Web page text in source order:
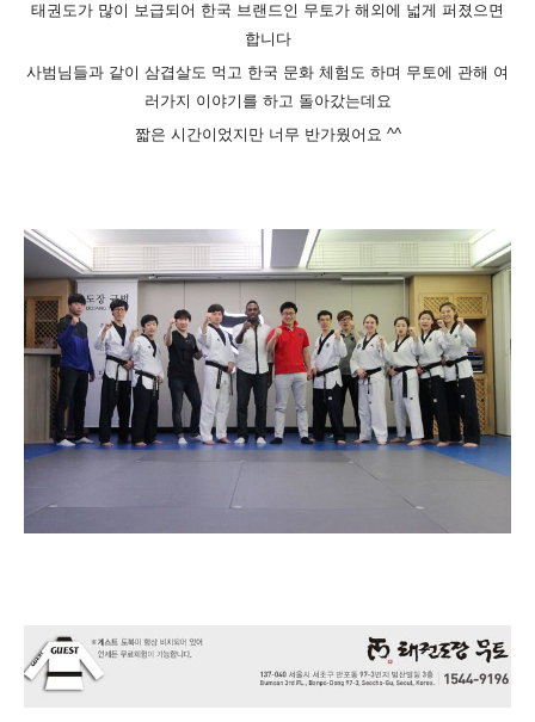
태권도가 많이 보급되어 한국 브랜드인 무토가 해외에 넓게 퍼졌으면
합니다
사범님들과 같이 삼겹살도 먹고 한국 문화 체험도 하며 무토에 관해 여
러 가지 이야기를 하고 돌아갔는데요
짧은 시간이었지만 너무 반가웠어요 ^^